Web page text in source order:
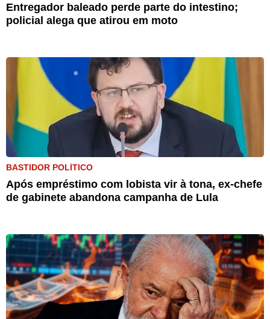
Entregador baleado perde parte do intestino;
policial alega que atirou em moto
BASTIDOR POLÍTICO
Após empréstimo com lobista vir à tona, ex-chefe
de gabinete abandona campanha de Lula